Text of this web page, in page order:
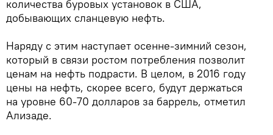
количества буровых установок в США,
добывающих сланцевую нефть.
Наряду с этим наступает осенне-зимний сезон,
который в связи ростом потребления позволит
ценам на нефть подрасти. В целом, в 2016 году
цены на нефть, скорее всего, будут держаться
на уровне 60-70 долларов за баррель, отметил
Ализаде.